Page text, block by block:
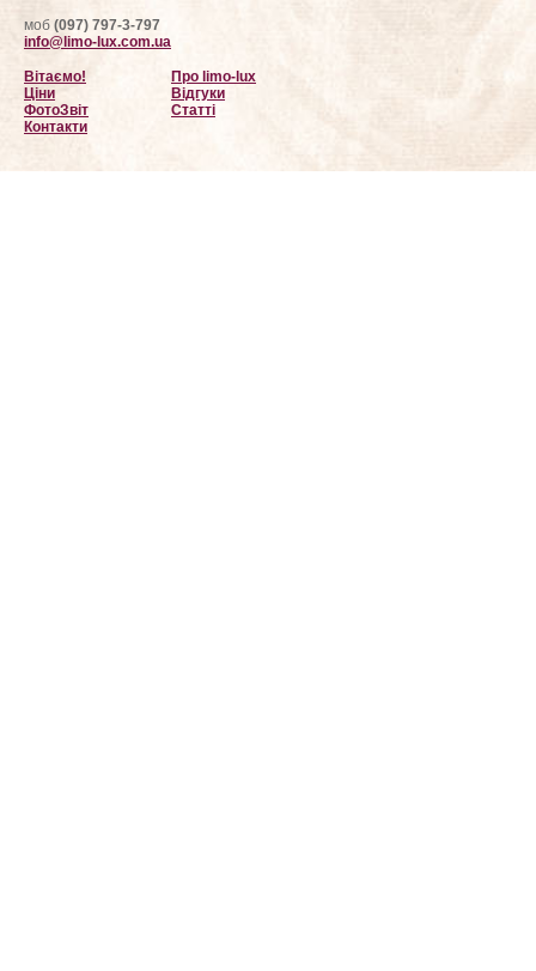
моб (097) 797-3-797
info@limo-lux.com.ua
Вітаємо!
Про limo-lux
Ціни
Відгуки
ФотоЗвіт
Статті
Контакти